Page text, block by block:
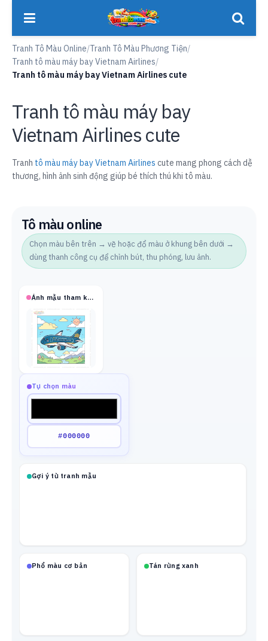
Tranh Tô Màu Online/Tranh Tô Màu Phương Tiện/
Tranh tô màu máy bay Vietnam Airlines/
Tranh tô màu máy bay Vietnam Airlines cute
Tranh tô màu máy bay
Vietnam Airlines cute
Tranh tô màu máy bay Vietnam Airlines cute mang phong cách dễ
thương, hình ảnh sinh động giúp bé thích thú khi tô màu.
Tô màu online
Chọn màu bên trên → vẽ hoặc đổ màu ở khung bên dưới →
dùng thanh công cụ để chỉnh bút, thu phóng, lưu ảnh.
Ảnh mẫu tham khảo
Tự chọn màu
Gợi ý từ tranh mẫu
Phổ màu cơ bản Tán rừng xanh